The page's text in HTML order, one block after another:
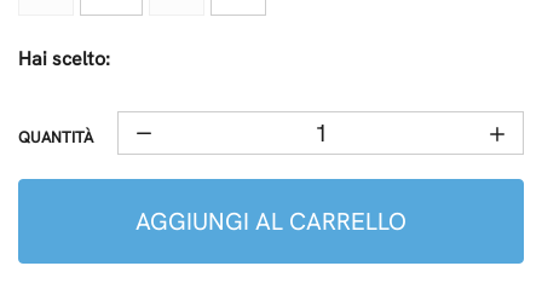
Hai scelto:
QUANTITÀ
AGGIUNGI AL CARRELLO